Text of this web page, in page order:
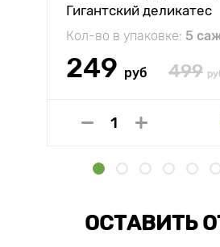
Гигантский деликатес
Кол-во в упаковке: 5
249 руб 499
ОСТАВИТЬ